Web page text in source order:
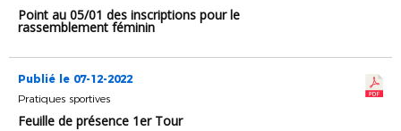
Point au 05/01 des inscriptions pour le
rassemblement féminin
Publié le 07-12-2022
Pratiques sportives
Feuille de présence 1er Tour